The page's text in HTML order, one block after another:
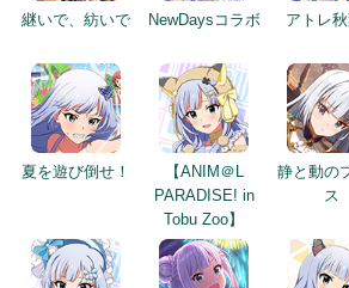
継いで、紡いで NewDaysコラボ アトレ
夏を遊び倒せ！
【ANIM＠L
PARADISE! in
Tobu Zoo】
静と動の
ス